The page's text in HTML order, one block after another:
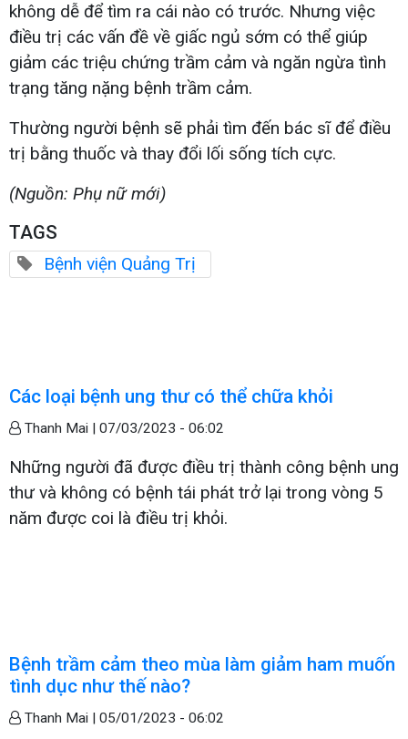
không dễ để tìm ra cái nào có trước. Nhưng việc
điều trị các vấn đề về giấc ngủ sớm có thể giúp
giảm các triệu chứng trầm cảm và ngăn ngừa tình
trạng tăng nặng bệnh trầm cảm.
Thường người bệnh sẽ phải tìm đến bác sĩ để điều
trị bằng thuốc và thay đổi lối sống tích cực.
(Nguồn: Phụ nữ mới)
TAGS
Bệnh viện Quảng Trị
Các loại bệnh ung thư có thể chữa khỏi
Thanh Mai | 07/03/2023 - 06:02
Những người đã được điều trị thành công bệnh ung
thư và không có bệnh tái phát trở lại trong vòng 5
năm được coi là điều trị khỏi.
Bệnh trầm cảm theo mùa làm giảm ham muốn
tình dục như thế nào?
Thanh Mai | 05/01/2023 - 06:02